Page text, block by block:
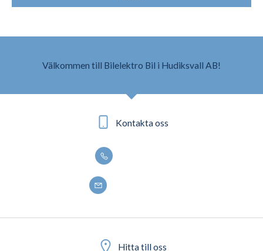
Välkommen till Bilelektro Bil i Hudiksvall AB!
Kontakta oss
Hitta till oss